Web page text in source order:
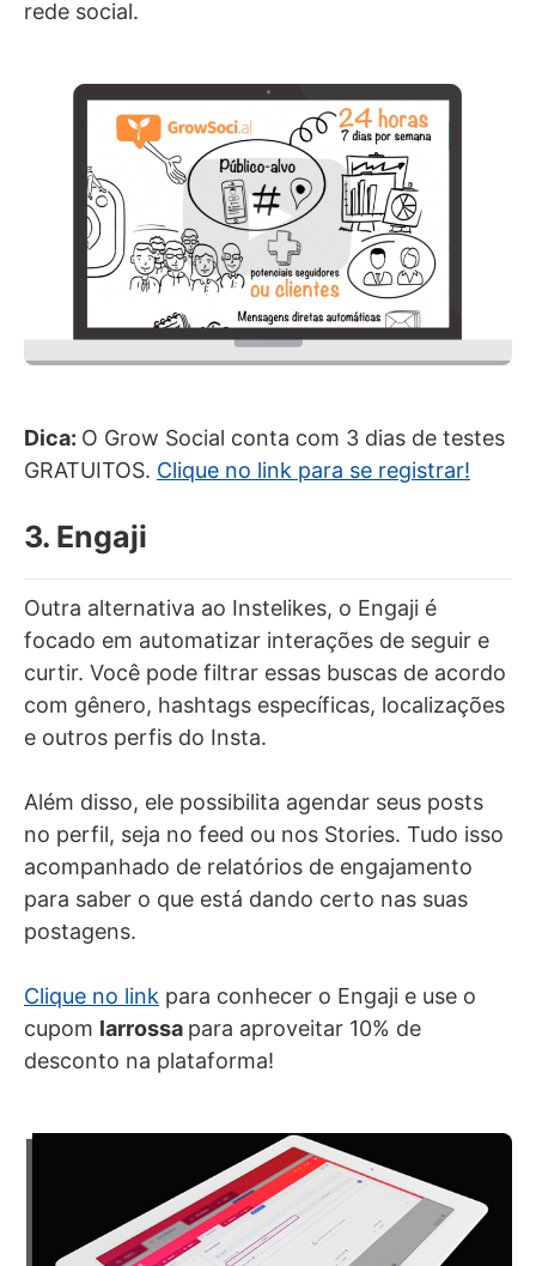
rede social.
Dica: O Grow Social conta com 3 dias de testes
GRATUITOS. Clique no link para se registrar!
3. Engaji
Outra alternativa ao Instelikes, o Engaji é
focado em automatizar interações de seguir e
curtir. Você pode filtrar essas buscas de acordo
com gênero, hashtags específicas, localizações
e outros perfis do Insta.
Além disso, ele possibilita agendar seus posts
no perfil, seja no feed ou nos Stories. Tudo isso
acompanhado de relatórios de engajamento
para saber o que está dando certo nas suas
postagens.
Clique no link para conhecer o Engaji e use o
cupom larrossa para aproveitar 10% de
desconto na plataforma!